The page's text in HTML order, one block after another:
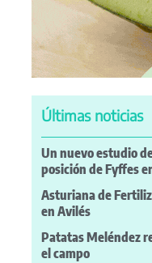
Últimas noticias
Un nuevo estudio
posición de Fyffes
Asturiana de
en Avilés
Patatas Meléndez
el campo